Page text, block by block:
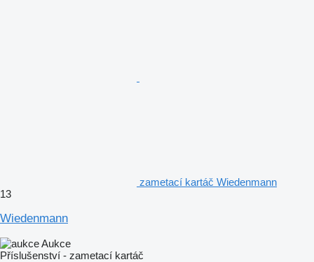
zametací kartáč Wiedenmann
13
Wiedenmann
Aukce
Příslušenství - zametací kartáč